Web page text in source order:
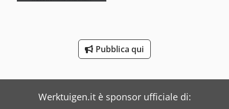
Dr. Boy
Pubblica qui
Werktuigen.it è sponsor ufficiale di: